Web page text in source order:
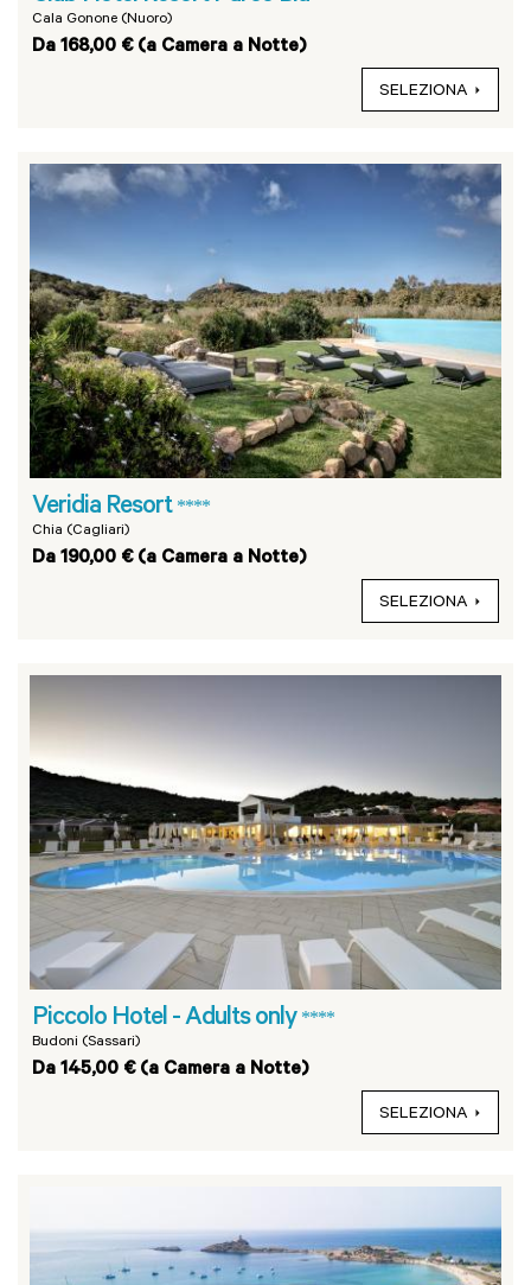
Cala Gonone (Nuoro)
Da 168,00 € (a Camera a Notte)
SELEZIONA
Veridia Resort ****
Chia (Cagliari)
Da 190,00 € (a Camera a Notte)
SELEZIONA
Piccolo Hotel - Adults only ****
Budoni (Sassari)
Da 145,00 € (a Camera a Notte)
SELEZIONA